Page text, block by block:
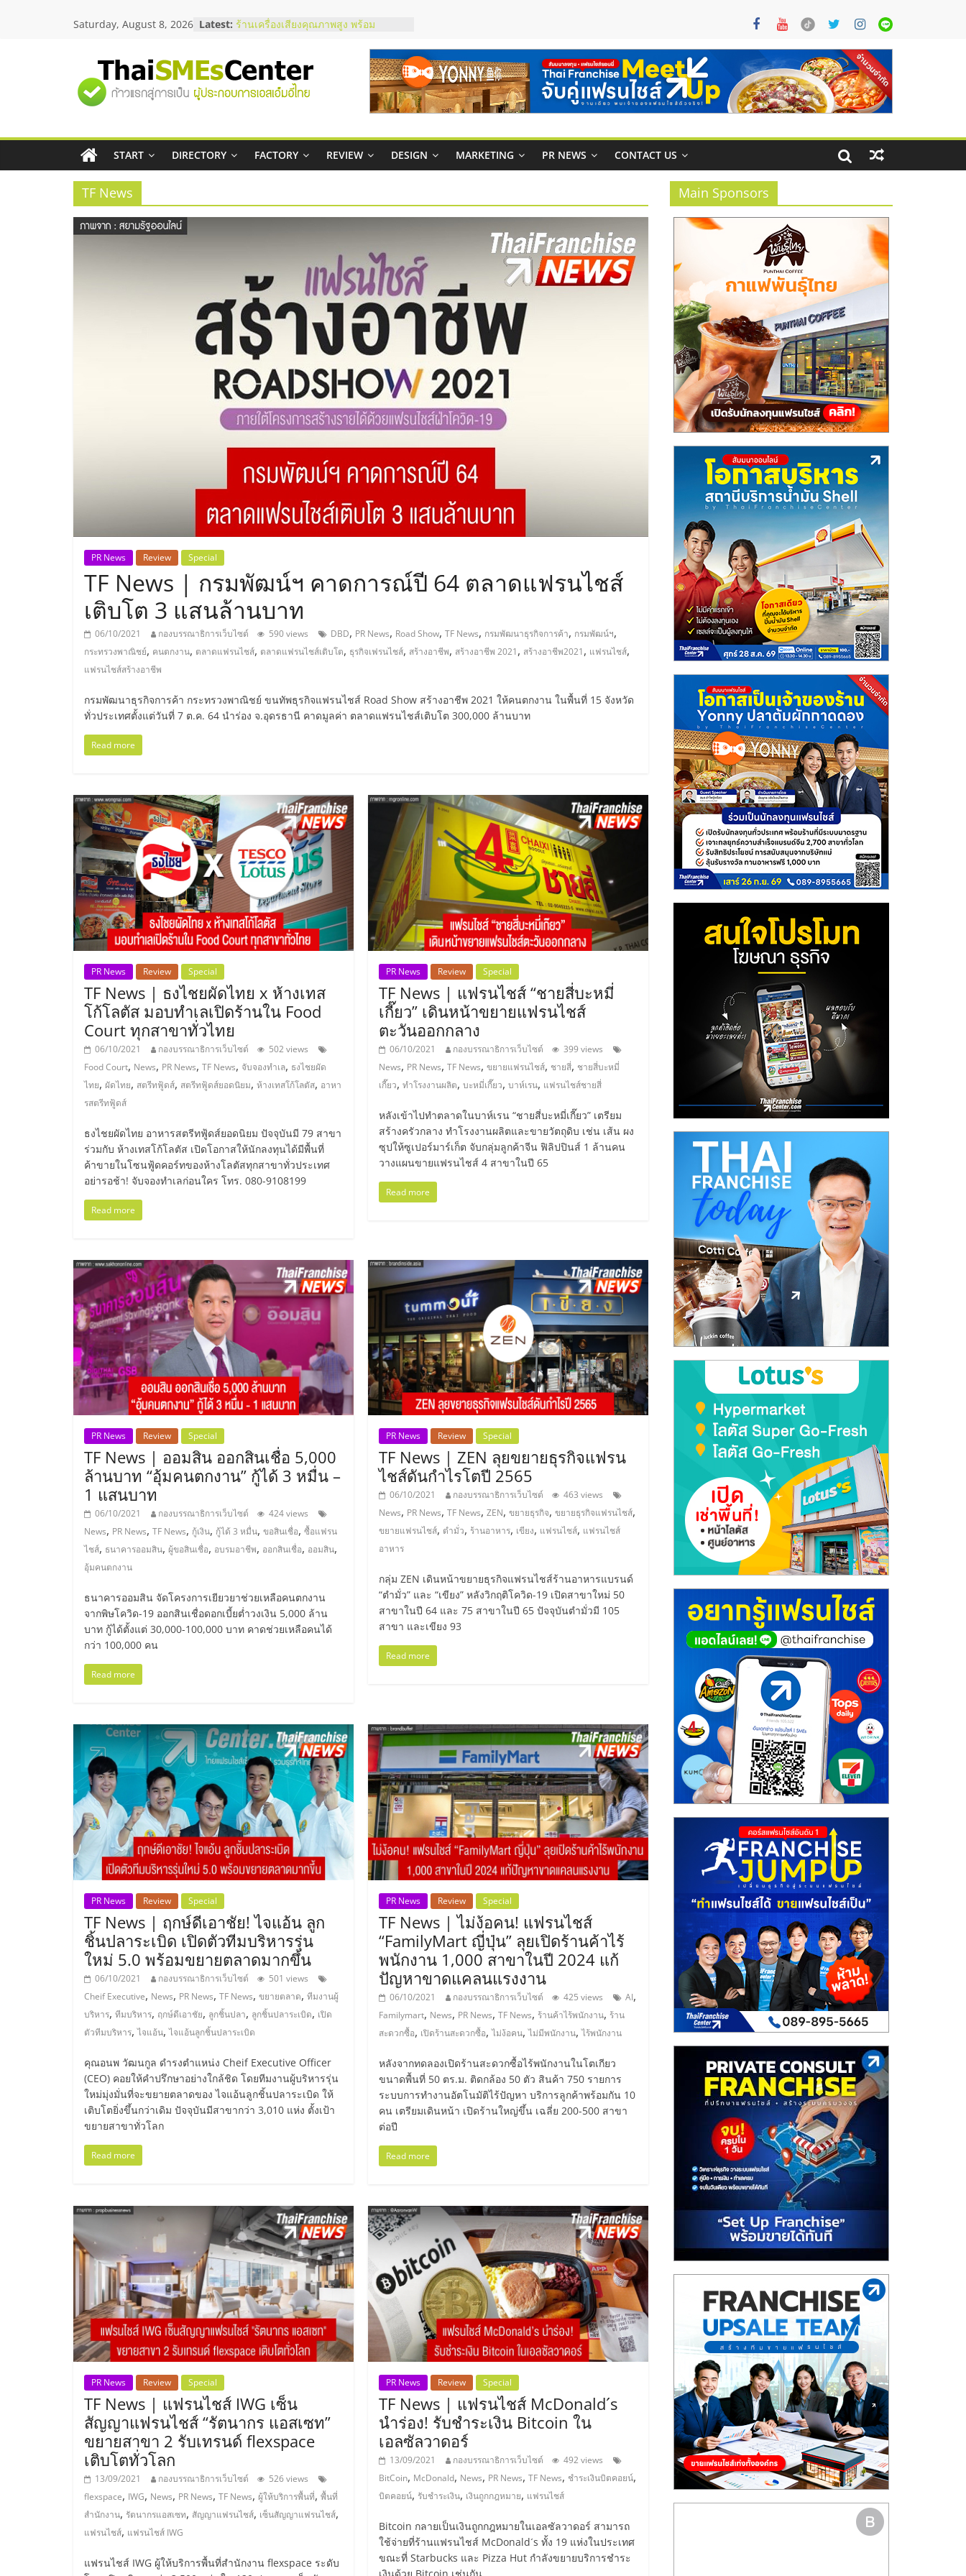
Saturday, August 8, 2026 Latest: สัมมนาลงทุน แฟรนไชส์ยอนนี่
ร้านเครื่องเสียงคุณภาพสูง พร้อม
โซลูชันระบบภาพและเสียง
บริษัท Cybersecurity ในไทยที่ไหนดี?
วิธีเลือกผู้ให้บริการให้คุ้มค่าและตอบ
อยากหาเงินทุน เพิ่มสภาพคล่องให้ธุรกิจ
เริ่มยังไงให้ผ่านฉลุย
สัมมนาออนไลน์ โอกาสบริหารสถานี
"ศูนย์
รวม
ข้อมูล
ธุรกิจ
SME
แห่ง
ประเทศไทย,
ThaiSMEsCenter,
เอ
ส
เอ็
มอี
ไทย,
SMEs,
แฟ
รน
ไชส์,
ที่
ปรึกษา
แฟ
รน
ไชส์,
รวม
แฟ
รน
ไชส์
ขาย
รน
ไชส์
แฟ
รน
ไชส์
ขาย
หน้า
บ้าน
ลงทุน
น้อย
คืน
ทุน
ไว,
ที่
ปรึกษา
การ
ลงทุน
และ
ขยาย
สา
ขา
แฟ
รน
ศูนย์
รวม
แฟ
รน
ไชส์
พร้อม
ทำเล
สำหรับ
เปิด
START DIRECTORY FACTORY REVIEW DESIGN MARKETING PR NEWS CONTACT US
TF News
PR News Review Special
TF News | กรมพัฒน์ฯ คาดการณ์ปี 64 ตลาดแฟรนไชส์
เติบโต 3 แสนล้านบาท
06/10/2021 กองบรรณาธิการเว็บไซต์ 590 views DBD, PR News, Road Show, TF News, กรมพัฒนาธุรกิจการค้า, กรมพัฒน์ฯ,
กระทรวงพาณิชย์, คนตกงาน, ตลาดแฟรนไชส์, ตลาดแฟรนไชส์เติบโต, ธุรกิจเฟรนไชส์, สร้างอาชีพ, สร้างอาชีพ 2021, สร้างอาชีพ2021, แฟรนไชส์,
แฟรนไชส์สร้างอาชีพ
กรมพัฒนาธุรกิจการค้า กระทรวงพาณิชย์ ขนทัพธุรกิจแฟรนไชส์ Road Show สร้างอาชีพ 2021 ให้คนตกงาน ในพื้นที่ 15 จังหวัด
ทั่วประเทศตั้งแต่วันที่ 7 ต.ค. 64 นำร่อง จ.อุดรธานี คาดมูลค่า ตลาดแฟรนไชส์เติบโต 300,000 ล้านบาท
Read more
PR News Review Special
TF News | ธงไชยผัดไทย x ห้างเทส
โก้โลตัส มอบทำเลเปิดร้านใน Food
Court ทุกสาขาทั่วไทย
06/10/2021 กองบรรณาธิการเว็บไซต์
502 views
Food Court, News, PR News, TF News, จับจองทำเล, ธงไชยผัด
ไทย, ผัดไทย, สตรีทฟู้ดส์, สตรีทฟู้ดส์ยอดนิยม, ห้างเทสโก้โลตัส, อาหา
รสตรีทฟู้ดส์
ธงไชยผัดไทย อาหารสตรีทฟู้ดส์ยอดนิยม ปัจจุบันมี 79 สาขา
ร่วมกับ ห้างเทสโก้โลตัส เปิดโอกาสให้นักลงทุนได้มีพื้นที่
ค้าขายในโซนฟู้ดคอร์ทของห้างโลตัสทุกสาขาทั่วประเทศ
อย่ารอช้า! จับจองทำเลก่อนใคร โทร. 080-9108199
Read more
PR News Review Special
TF News | แฟรนไชส์ “ชายสี่บะหมี่
เกี๊ยว” เดินหน้าขยายแฟรนไชส์
ตะวันออกกลาง
06/10/2021 กองบรรณาธิการเว็บไซต์
399 views
News, PR News,TF News,ขยายแฟรนไชส์, ชายสี่, ชายสี่บะหมี่
เกี๊ยว,ทำโรงงานผลิต,บะหมี่เกี๊ยว,บาห์เรน, แฟรนไชส์ชายสี่
หลังเข้าไปทำตลาดในบาห์เรน “ชายสี่บะหมี่เกี๊ยว” เตรียม
สร้างครัวกลาง ทำโรงงานผลิตและขายวัตถุดิบ เช่น เส้น ผง
ซุปให้ซูเปอร์มาร์เก็ต จับกลุ่มลูกค้าจีน ฟิลิปปินส์ 1 ล้านคน
วางแผนขายแฟรนไชส์ 4 สาขาในปี 65
Read more
PR News Review Special
TF News | ออมสิน ออกสินเชื่อ 5,000
ล้านบาท “อุ้มคนตกงาน” กู้ได้ 3 หมื่น –
1 แสนบาท
06/10/2021 กองบรรณาธิการเว็บไซต์
424 views
News, PR News, TF News, กู้เงิน, กู้ได้ 3 หมื่น, ขอสินเชื่อ, ซื้อแฟรน
ไชส์, ธนาคารออมสิน, ผู้ขอสินเชื่อ, อบรมอาชีพ, ออกสินเชื่อ, ออมสิน,
อุ้มคนตกงาน
ธนาคารออมสิน จัดโครงการเยียวยาช่วยเหลือคนตกงาน
จากพิษโควิด-19 ออกสินเชื่อดอกเบี้ยต่ำวงเงิน 5,000 ล้าน
บาท กู้ได้ตั้งแต่ 30,000-100,000 บาท คาดช่วยเหลือคนได้
กว่า 100,000 คน
Read more
PR News Review Special
TF News | ZEN ลุยขยายธุรกิจแฟรน
ไชส์ดันกำไรโตปี 2565
06/10/2021 กองบรรณาธิการเว็บไซต์
463 views
News, PR News,TF News,ZEN,ขยายธุรกิจ,ขยายธุรกิจแฟรนไชส์,
ขยายแฟรนไชส์, ตำมั่ว, ร้านอาหาร, เขียง, แฟรนไชส์, แฟรนไชส์
อาหาร
กลุ่ม ZEN เดินหน้าขยายธุรกิจแฟรนไชส์ร้านอาหารแบรนด์
“ตำมั่ว” และ “เขียง” หลังวิกฤติโควิด-19 เปิดสาขาใหม่ 50
สาขาในปี 64 และ 75 สาขาในปี 65 ปัจจุบันตำมั่วมี 105
สาขา และเขียง 93
Read more
PR News Review Special
TF News | ฤกษ์ดีเอาชัย! ไจแอ้น ลูก
ชิ้นปลาระเบิด เปิดตัวทีมบริหารรุ่น
ใหม่ 5.0 พร้อมขยายตลาดมากขึ้น
06/10/2021 กองบรรณาธิการเว็บไซต์
501 views
Cheif Executive, News, PR News, TF News, ขยายตลาด, ทีมงานผู้
บริหาร, ทีมบริหาร, ฤกษ์ดีเอาชัย, ลูกชิ้นปลา, ลูกชิ้นปลาระเบิด, เปิด
ตัวทีมบริหาร,ไจแอ้น,ไจแอ้นลูกชิ้นปลาระเบิด
คุณอนพ วัฒนกูล ดำรงตำแหน่ง Cheif Executive Officer
(CEO) คอยให้คำปรึกษาอย่างใกล้ชิด โดยทีมงานผู้บริหารรุ่น
ใหม่มุ่งมั่นที่จะขยายตลาดของ ไจแอ้นลูกชิ้นปลาระเบิด ให้
เติบโตยิ่งขึ้นกว่าเดิม ปัจจุบันมีสาขากว่า 3,010 แห่ง ตั้งเป้า
ขยายสาขาทั่วโลก
Read more
PR News Review Special
TF News | ไม่ง้อคน! แฟรนไชส์
“FamilyMart ญี่ปุ่น” ลุยเปิดร้านค้าไร้
พนักงาน 1,000 สาขาในปี 2024 แก้
ปัญหาขาดแคลนแรงงาน
06/10/2021 กองบรรณาธิการเว็บไซต์ 425 views AI,
Familymart, News, PR News,TF News, ร้านค้าไร้พนักงาน, ร้าน
สะดวกซื้อ, เปิดร้านสะดวกซื้อ,ไม่ง้อคน,ไม่มีพนักงาน,ไร้พนักงาน
หลังจากทดลองเปิดร้านสะดวกซื้อไร้พนักงานในโตเกียว
ขนาดพื้นที่ 50 ตร.ม. ติดกล้อง 50 ตัว สินค้า 750 รายการ
ระบบการทำงานอัตโนมัติไร้ปัญหา บริการลูกค้าพร้อมกัน 10
คน เตรียมเดินหน้า เปิดร้านใหญ่ขึ้น เฉลี่ย 200-500 สาขา
ต่อปี
Read more
PR News Review Special
TF News | แฟรนไชส์ IWG เซ็น
สัญญาแฟรนไชส์ “รัตนากร แอสเซท”
ขยายสาขา 2 รับเทรนด์ flexspace
เติบโตทั่วโลก
13/09/2021 กองบรรณาธิการเว็บไซต์
526 views
flexspace, IWG, News, PR News, TF News, ผู้ให้บริการพื้นที่, พื้นที่
สำนักงาน, รัตนากรแอสเซท, สัญญาแฟรนไชส์, เซ็นสัญญาแฟรนไชส์,
แฟรนไชส์, แฟรนไชส์ IWG
แฟรนไชส์ IWG ผู้ให้บริการพื้นที่สำนักงาน flexspace ระดับ
PR News Review Special
TF News | แฟรนไชส์ McDonald´s
นำร่อง! รับชำระเงิน Bitcoin ใน
เอลซัลวาดอร์
13/09/2021 กองบรรณาธิการเว็บไซต์
492 views
BitCoin, McDonald, News, PR News,TF News, ชำระเงินบิตคอยน์,
บิตคอยน์, รับชำระเงิน, เงินถูกกฎหมาย, แฟรนไชส์
Bitcoin กลายเป็นเงินถูกกฎหมายในเอลซัลวาดอร์ สามารถ
ใช้จ่ายที่ร้านแฟรนไชส์ McDonald´s ทั้ง 19 แห่งในประเทศ
ขณะที่ Starbucks และ Pizza Hut กำลังขยายบริการชำระ
Main Sponsors